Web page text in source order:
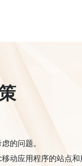
的问题。
动应用程序的站点